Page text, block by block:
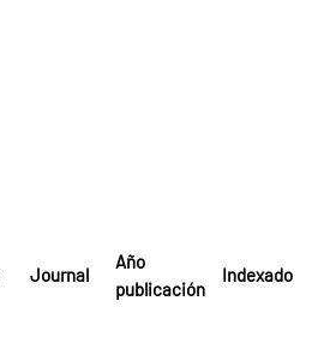
Journal
Año
publicación
Indexado